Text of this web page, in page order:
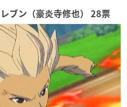
ブン（豪炎寺修也） 28票